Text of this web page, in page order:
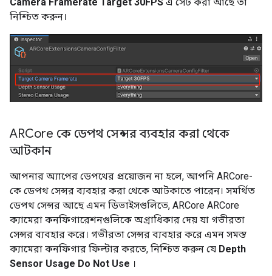
নিশ্চিত করুন।
ARCore কে ডেপথ সেন্সর ব্যবহার করা থেকে
আটকান
আপনার অ্যাপের ডেপথের প্রয়োজন না হলে, আপনি ARCore-
কে ডেপথ সেন্সর ব্যবহার করা থেকে আটকাতে পারেন। সমর্থিত
ডেপথ সেন্সর আছে এমন ডিভাইসগুলিতে, ARCore ARCore
ক্যামেরা কনফিগারেশনগুলিকে অগ্রাধিকার দেয় যা গভীরতা
সেন্সর ব্যবহার করে। গভীরতা সেন্সর ব্যবহার করে এমন সমস্ত
ক্যামেরা কনফিগার ফিল্টার করতে, নিশ্চিত করুন যে Depth
Sensor Usage Do Not Use ।